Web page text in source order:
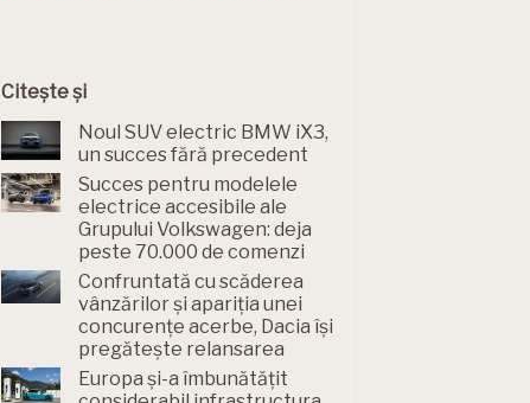
Citește și
Noul SUV electric BMW iX3,
un succes fără precedent
Succes pentru modelele
electrice accesibile ale
Grupului Volkswagen: deja
peste 70.000 de comenzi
Confruntată cu scăderea
vânzărilor și apariția unei
concurențe acerbe, Dacia își
pregătește relansarea
Europa și-a îmbunătățit